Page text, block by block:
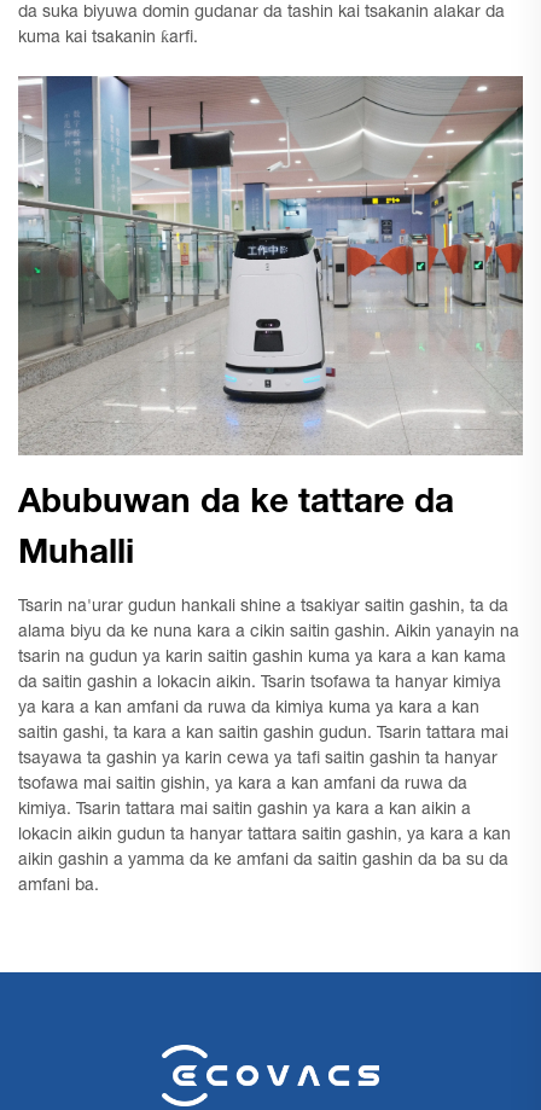
da suka biyuwa domin gudanar da tashin kai tsakanin alakar da
kuma kai tsakanin ƙarfi.
Abubuwan da ke tattare da
Muhalli
Tsarin na'urar gudun hankali shine a tsakiyar saitin gashin, ta da
alama biyu da ke nuna kara a cikin saitin gashin. Aikin yanayin na
tsarin na gudun ya karin saitin gashin kuma ya kara a kan kama
da saitin gashin a lokacin aikin. Tsarin tsofawa ta hanyar kimiya
ya kara a kan amfani da ruwa da kimiya kuma ya kara a kan
saitin gashi, ta kara a kan saitin gashin gudun. Tsarin tattara mai
tsayawa ta gashin ya karin cewa ya tafi saitin gashin ta hanyar
tsofawa mai saitin gishin, ya kara a kan amfani da ruwa da
kimiya. Tsarin tattara mai saitin gashin ya kara a kan aikin a
lokacin aikin gudun ta hanyar tattara saitin gashin, ya kara a kan
aikin gashin a yamma da ke amfani da saitin gashin da ba su da
amfani ba.